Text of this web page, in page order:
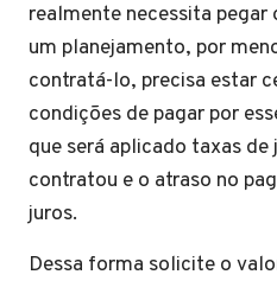
realmente necessita
um planejamento, por
contratá-lo, precisa estar
condições de pagar por
que será aplicado taxas
contratou e o atraso no
juros.
Dessa forma solicite o